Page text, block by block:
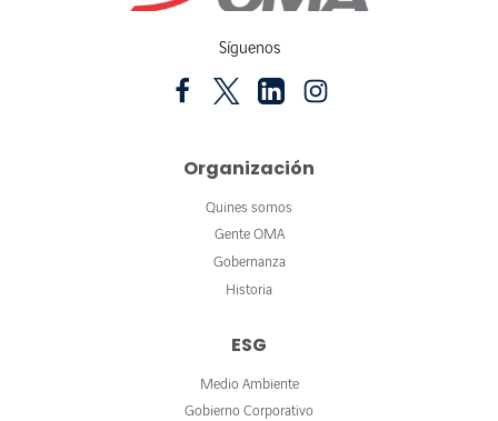
Síguenos
Organización
Quines somos
Gente OMA
Gobernanza
Historia
ESG
Medio Ambiente
Gobierno Corporativo